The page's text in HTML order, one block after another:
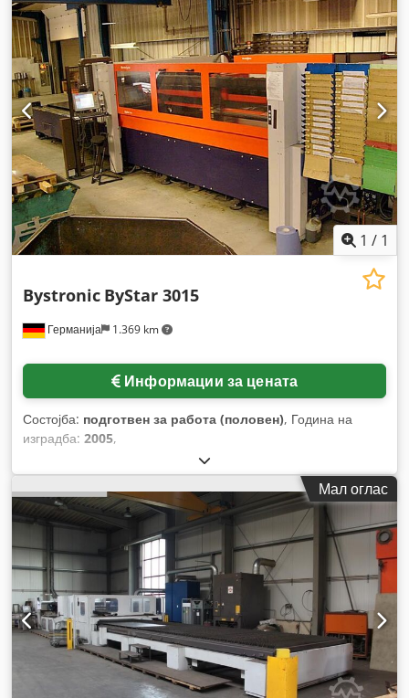
1 / 1
Германија 1.369 km
Bystronic ByStar 3015
Информации за цената
Состојба: подготвен за работа (половен), Година на
изградба: 2005,
Мал оглас